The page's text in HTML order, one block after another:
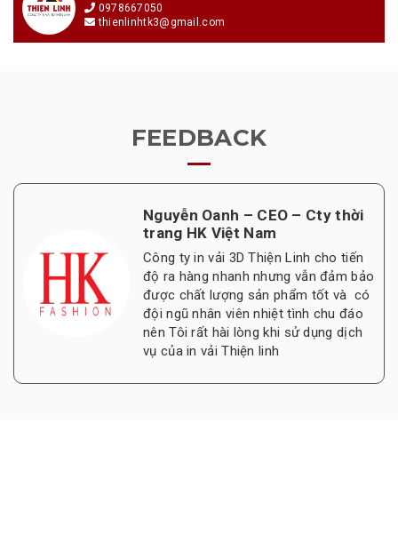
0978667050
thienlinhtk3@gmail.com
FEEDBACK
Nguyễn Oanh – CEO – Cty thời
trang HK Việt Nam
Công ty in vải 3D Thiện Linh cho tiến
độ ra hàng nhanh nhưng vẫn đảm bảo
được chất lượng sản phẩm tốt và có
đội ngũ nhân viên nhiệt tình chu đáo
nên Tôi rất hài lòng khi sử dụng dịch
vụ của in vải Thiện linh